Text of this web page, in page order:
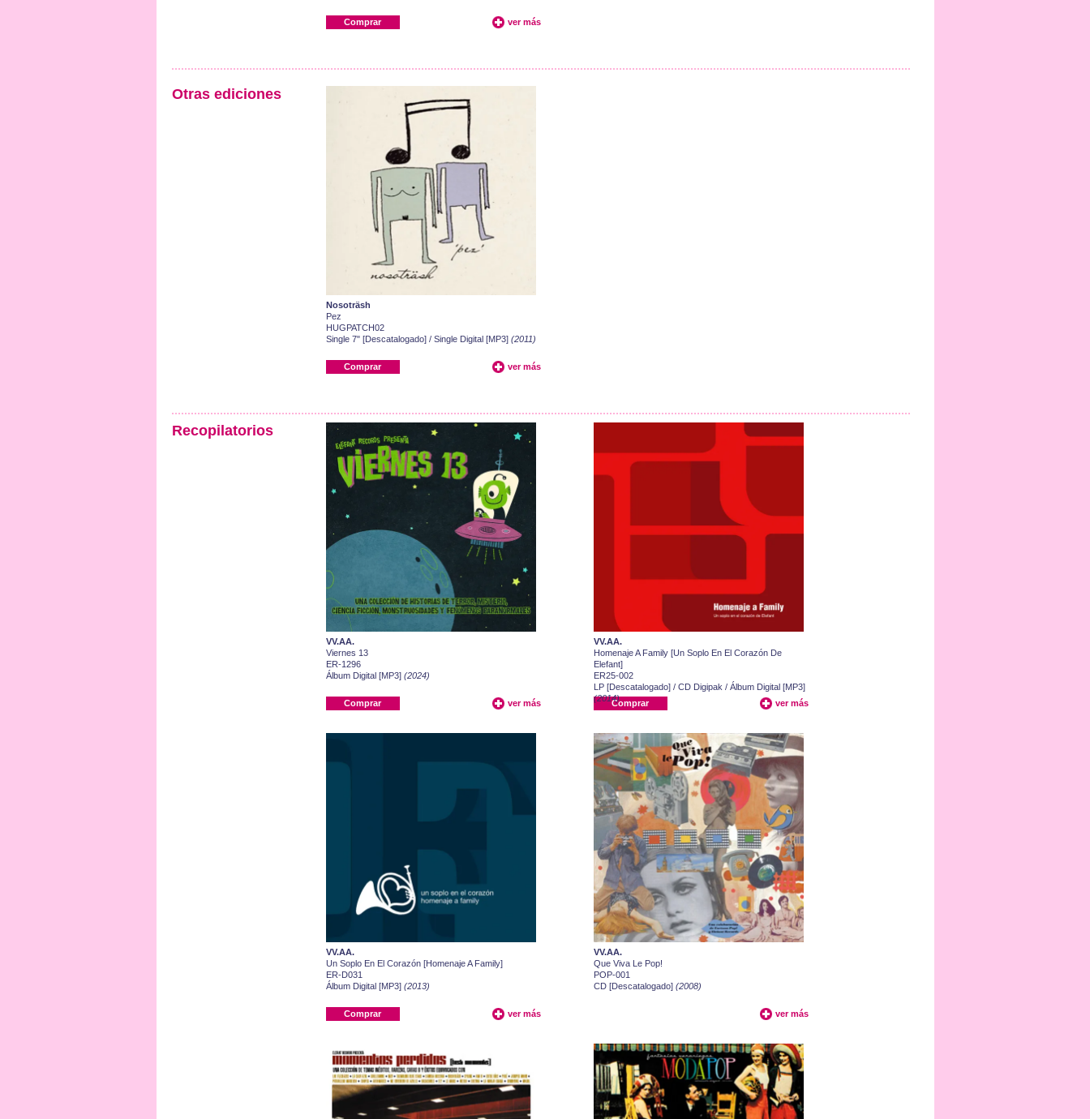
Comprar ver más
Otras ediciones
Nosoträsh
Pez
HUGPATCH02
Single 7" [Descatalogado] / Single Digital [MP3] (2011)
Comprar ver más
Recopilatorios
VV.AA.
Viernes 13
ER-1296
Álbum Digital [MP3] (2024)
Comprar ver más
VV.AA.
Homenaje A Family [Un Soplo En El Corazón De
Elefant]
ER25-002
LP [Descatalogado] / CD Digipak / Álbum Digital [MP3]
(2014)Comprar ver más
VV.AA.
Un Soplo En El Corazón [Homenaje A Family]
ER-D031
Álbum Digital [MP3] (2013)
Comprar ver más
VV.AA.
Que Viva Le Pop!
POP-001
CD [Descatalogado] (2008)
ver más